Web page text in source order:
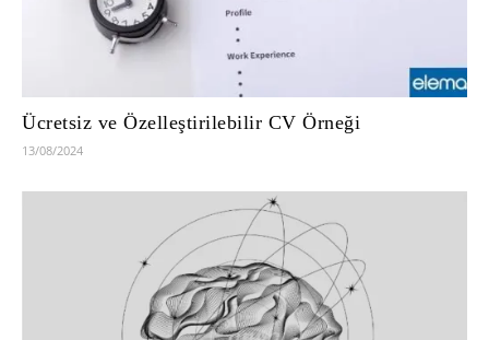
Ücretsiz ve Özelleştirilebilir CV Örneği
13/08/2024